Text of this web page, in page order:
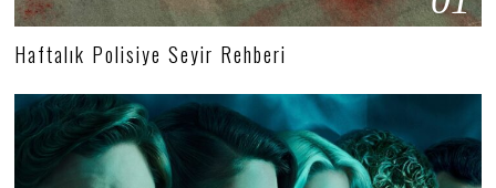
Haftalık Polisiye Seyir Rehberi